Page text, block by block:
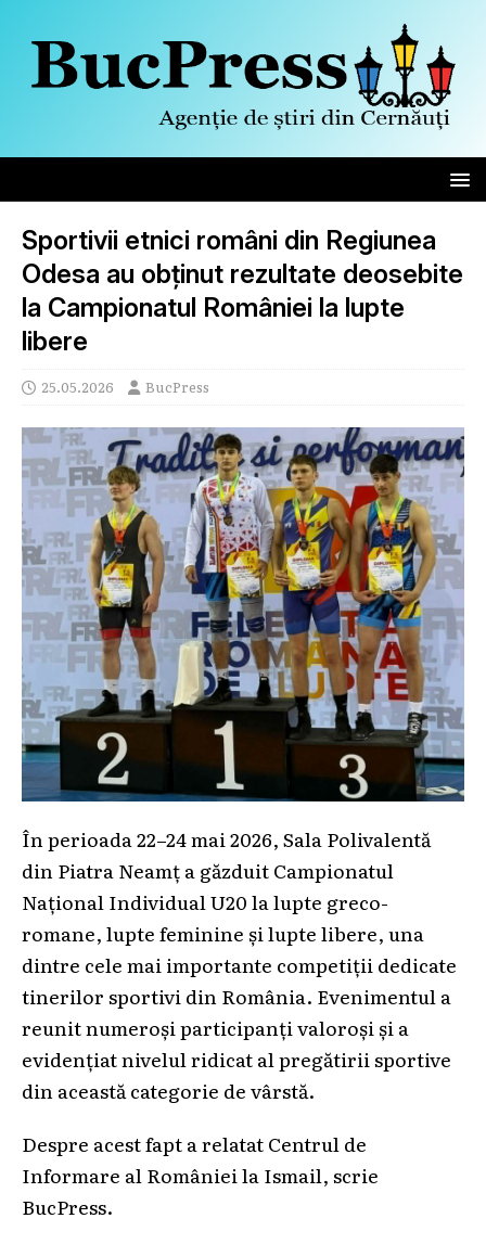
Sportivii etnici români din Regiunea
Odesa au obținut rezultate deosebite
la Campionatul României la lupte
libere
25.05.2026 BucPress
În perioada 22–24 mai 2026, Sala Polivalentă
din Piatra Neamț a găzduit Campionatul
Național Individual U20 la lupte greco-
romane, lupte feminine și lupte libere, una
dintre cele mai importante competiții dedicate
tinerilor sportivi din România. Evenimentul a
reunit numeroși participanți valoroși și a
evidențiat nivelul ridicat al pregătirii sportive
din această categorie de vârstă.
Despre acest fapt a relatat Centrul de
Informare al României la Ismail, scrie
BucPress.